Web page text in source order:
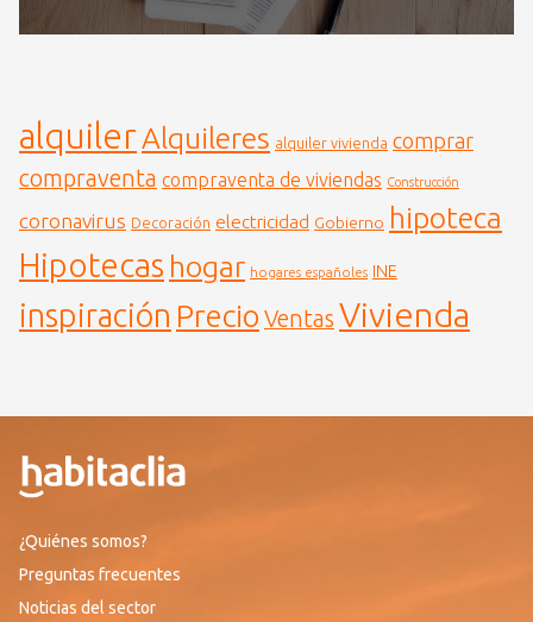
alquilerAlquileres alquiler vivienda comprar
compraventa compraventa de viviendas Construcción
coronavirus Decoración electricidad Gobierno hipoteca
Hipotecas hogar hogares españoles INE
inspiración Precio Ventas Vivienda
¿Quiénes somos?
Preguntas frecuentes
Noticias del sector